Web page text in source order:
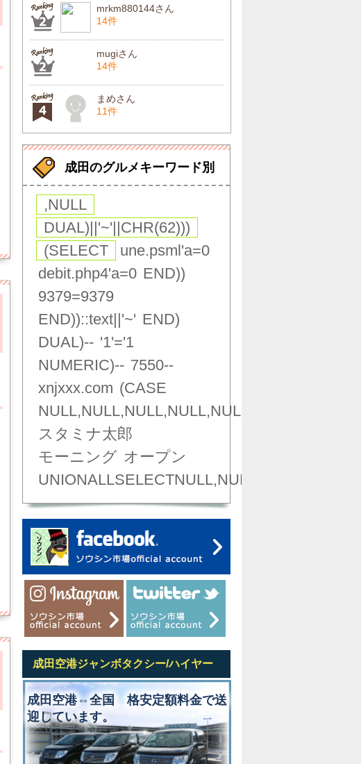
mrkm880144さん
14件
mugiさん
14件
まめさん
11件
成田のグルメキーワード別
,NULL
DUAL)||'~'||CHR(62)))
(SELECT
une.psml'a=0
debit.php4'a=0 END))
9379=9379
END))::text||'~' END)
DUAL)-- '1'='1
NUMERIC)-- 7550--
xnjxxx.com (CASE
スタミナ太郎
モーニング オープン
成田空港ジャンボタクシー/ハイヤー
成田空港⇔全国 格安定額料金で送
迎しています。